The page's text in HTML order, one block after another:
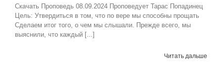
08.09.2024
Воскресная
проповедь,
Скачать Проповедь 08.09.2024 Проповедует Тарас Попадинец
Цель: Утвердиться в том, что по вере мы способны прощать
Сделаем итог того, о чем мы слышали. Прежде всего, мы
выяснили, что каждый [...]
Читать дальше